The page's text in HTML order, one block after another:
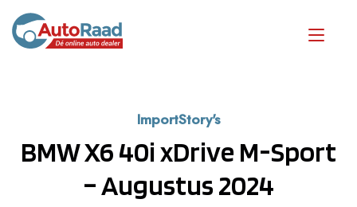
ImportStory's
BMW X6 40i xDrive M-Sport
– Augustus 2024